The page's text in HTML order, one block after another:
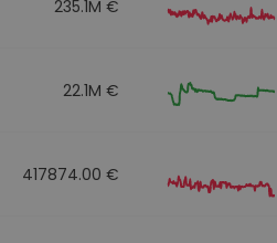
235.1M €
22.1M €
417874.00 €